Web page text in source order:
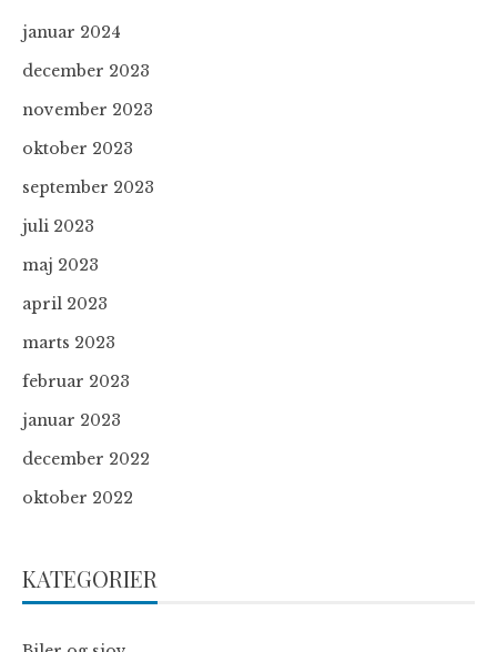
januar 2024
december 2023
november 2023
oktober 2023
september 2023
juli 2023
maj 2023
april 2023
marts 2023
februar 2023
januar 2023
december 2022
oktober 2022
KATEGORIER